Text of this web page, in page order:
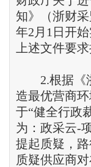
知》（浙财
年2月1日开
上述文件要求
2.根据《浙
造最优营商
于“健全行政
为：政采云-
提起质疑，
质疑供应商